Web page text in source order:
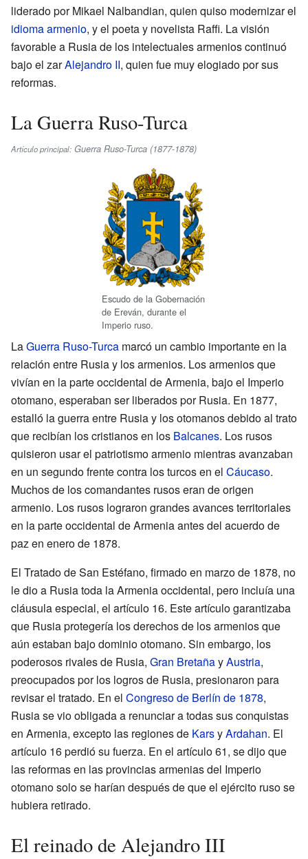
liderado por Mikael Nalbandian, quien quiso modernizar el
idioma armenio, y el poeta y novelista Raffi. La visión
favorable a Rusia de los intelectuales armenios continuó
bajo el zarAlejandro II, quien fue muy elogiado por sus
reformas.
La Guerra Ruso-Turca
Artículo principal: Guerra Ruso-Turca (1877-1878)
Escudo de la Gobernación
de Ereván, durante el
Imperio ruso.
LaGuerra Ruso-Turca marcó un cambio importante en la
relación entre Rusia y los armenios. Los armenios que
vivían en la parte occidental de Armenia, bajo el Imperio
otomano, esperaban ser liberados por Rusia. En 1877,
estalló la guerra entre Rusia y los otomanos debido al trato
que recibían los cristianos en los Balcanes. Los rusos
quisieron usar el patriotismo armenio mientras avanzaban
en un segundo frente contra los turcos en el Cáucaso.
Muchos de los comandantes rusos eran de origen
armenio. Los rusos lograron grandes avances territoriales
en la parte occidental de Armenia antes del acuerdo de
paz en enero de 1878.
El Tratado de San Estéfano, firmado en marzo de 1878, no
le dio a Rusia toda la Armenia occidental, pero incluía una
cláusula especial, el artículo 16. Este artículo garantizaba
que Rusia protegería los derechos de los armenios que
aún estaban bajo dominio otomano. Sin embargo, los
poderosos rivales de Rusia, Gran BretañayAustria,
preocupados por los logros de Rusia, presionaron para
revisar el tratado. En el Congreso de Berlín de 1878,
Rusia se vio obligada a renunciar a todas sus conquistas
en Armenia, excepto las regiones de KarsyArdahan. El
artículo 16 perdió su fuerza. En el artículo 61, se dijo que
las reformas en las provincias armenias del Imperio
otomano solo se harían después de que el ejército ruso se
hubiera retirado.
El reinado de Alejandro III